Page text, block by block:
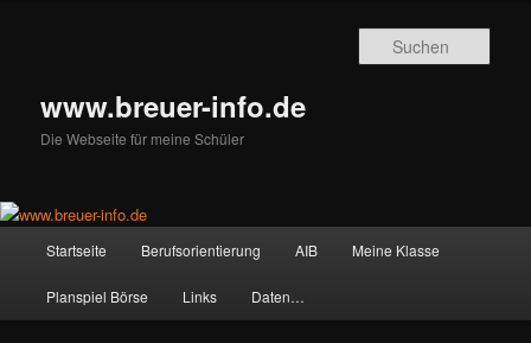
www.breuer-info.de
Die Webseite für meine Schüler
Startseite Berufsorientierung AIB Meine Klasse
Planspiel Börse Links Daten…